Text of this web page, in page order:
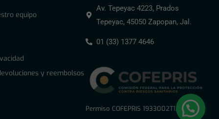
equipo
y reembolsos
Av. Tepeyac 4223, Prados
Tepeyac, 45050 Zapopan, Jal.
01 (33) 1377 4646
Permiso COFEPRIS 1933002T1A0867